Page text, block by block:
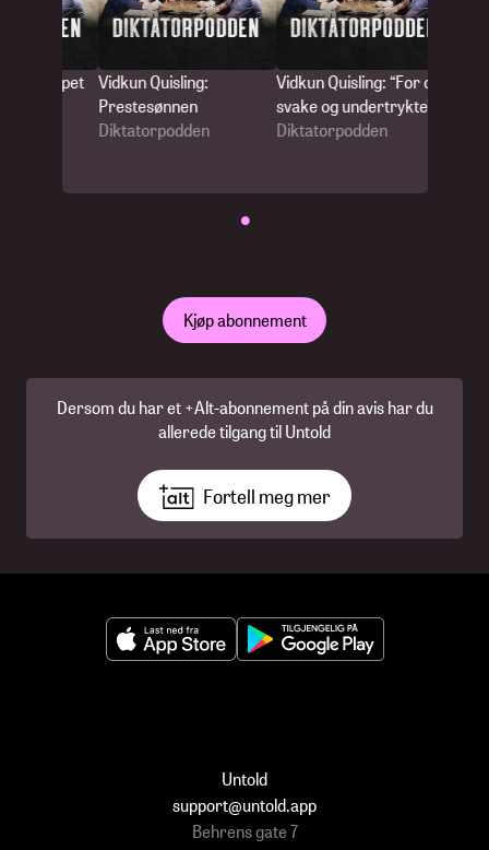
•
Kuppet
Vidkun Quisling:
Prestesønnen
Diktatorpodden
Vidkun Quisling: “For de
svake og undertrykte”
Diktatorpodden
Kjøp abonnement
Dersom du har et +Alt-abonnement på din avis har du
allerede tilgang til Untold
Fortell meg mer
Untold
support@untold.app
Behrens gate 7